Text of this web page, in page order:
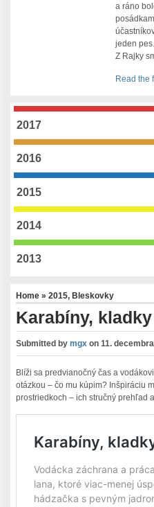
a ráno
jeden
Z Rajky
Read the
2017
2016
2015
2014
2013
Home»2015, Bleskovky
Karabíny,
Submitted bymgx on11.
Blíži sa predvianočný čas a
otázkou – čo mu kúpim? Inšpiráciu
prostriedkoch – ich stručný prehľad